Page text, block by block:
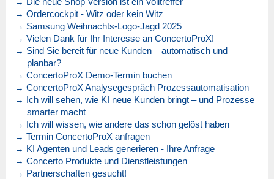
→ Ordercockpit - Witz oder kein Witz
→ Samsung Weihnachts-Logo-Jagd 2025
→ Vielen Dank für Ihr Interesse an ConcertoProX!
→ Sind Sie bereit für neue Kunden – automatisch und
planbar?
→ ConcertoProX Demo-Termin buchen
→ ConcertoProX Analysegespräch Prozessautomatisation
→ Ich will sehen, wie KI neue Kunden bringt – und Prozesse
smarter macht
→ Ich will wissen, wie andere das schon gelöst haben
→ Termin ConcertoProX anfragen
→ KI Agenten und Leads generieren - Ihre Anfrage
→ Concerto Produkte und Dienstleistungen
→ Partnerschaften gesucht!